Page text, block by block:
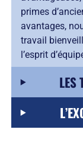
primes
avantages,
travail
l’esprit
LES